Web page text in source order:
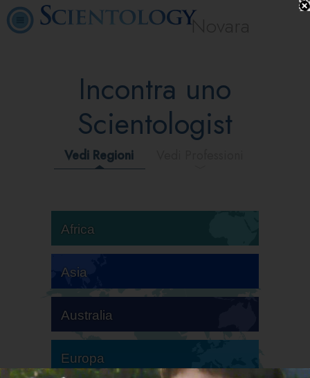
Novara
Incontra uno
Scientologist
Vedi Regioni
Africa
Asia
Australia
Europa